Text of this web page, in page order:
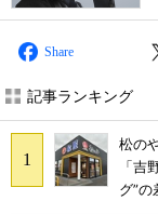
Share
記事ランキング
松の
「吉
グ”の